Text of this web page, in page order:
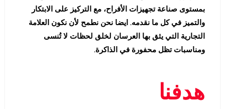
بمستوى صناعة تجهيزات الأفراح، مع التركيز على الابتكار
والتميز في كل ما نقدمه. ايضا نحن نطمح لأن نكون العلامة
التجارية التي يثق بها العرسان لخلق لحظات لا تُنسى
ومناسبات تظل محفورة في الذاكرة.
هدفنا